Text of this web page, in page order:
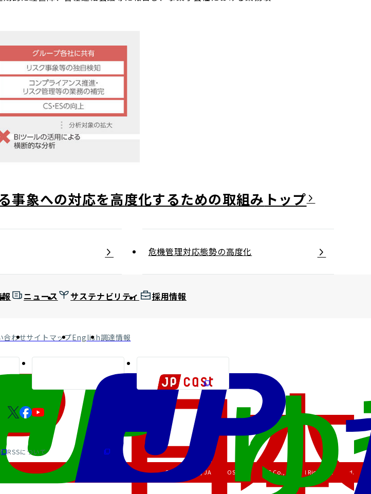
事象への対応を高度化するための取組み
危機管理対応態勢の高度化
ニュース サステナビリティ 採用情報
合わせサイトマップEnglish調達情報
RSSについて
Copyright (C) JAPAN POST HOLDINGS Co., Ltd. All Rights Reserved.